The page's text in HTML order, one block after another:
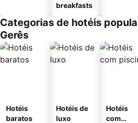
breakfasts
Categorias de hotéis
Gerês
Hotéis
baratos
Hotéis de
luxo
Hotéis
com